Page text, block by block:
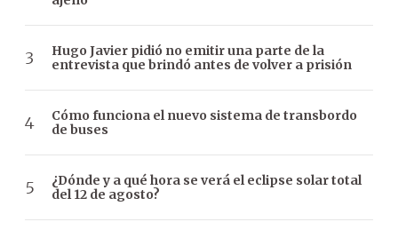
Hugo Javier pidió no emitir una parte de la
entrevista que brindó antes de volver a prisión
Cómo funciona el nuevo sistema de transbordo
de buses
¿Dónde y a qué hora se verá el eclipse solar total
del 12 de agosto?